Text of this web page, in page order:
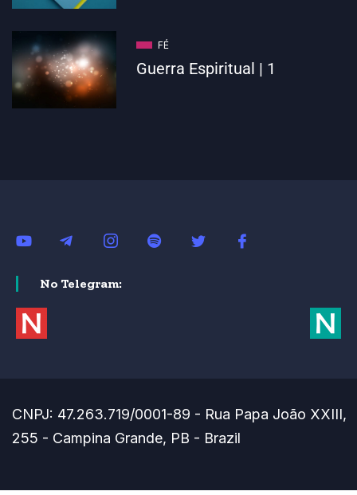
FÉ
Guerra Espiritual | 1
No Telegram:
CNPJ: 47.263.719/0001-89 - Rua Papa João XXIII,
255 - Campina Grande, PB - Brazil